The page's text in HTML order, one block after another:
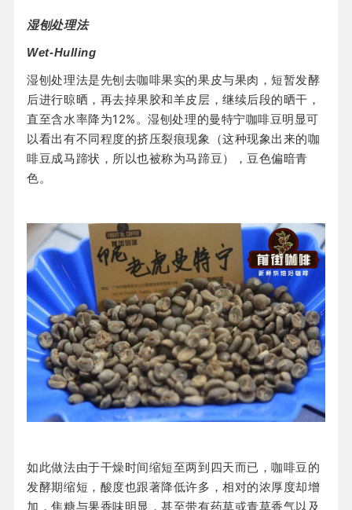
湿刨处理法
Wet-Hulling
湿刨处理法是先刨去咖啡果实的果皮与果肉，短暂发酵
后进行晾晒，再去掉果胶和羊皮层，继续后段的晒干，
直至含水率降为12%。湿刨处理的曼特宁咖啡豆明显可
以看出有不同程度的挤压裂痕现象（这种现象出来的咖
啡豆成马蹄状，所以也被称为马蹄豆），豆色偏暗青
色。
如此做法由于干燥时间缩短至两到四天而已，咖啡豆的
发酵期缩短，酸度也跟著降低许多，相对的浓厚度却增
加，焦糖与果香味明显，甚至带有药草或青草香气以及